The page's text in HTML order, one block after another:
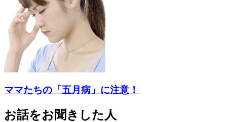
ママたちの「五月病」に注意！
お話をお聞きした人